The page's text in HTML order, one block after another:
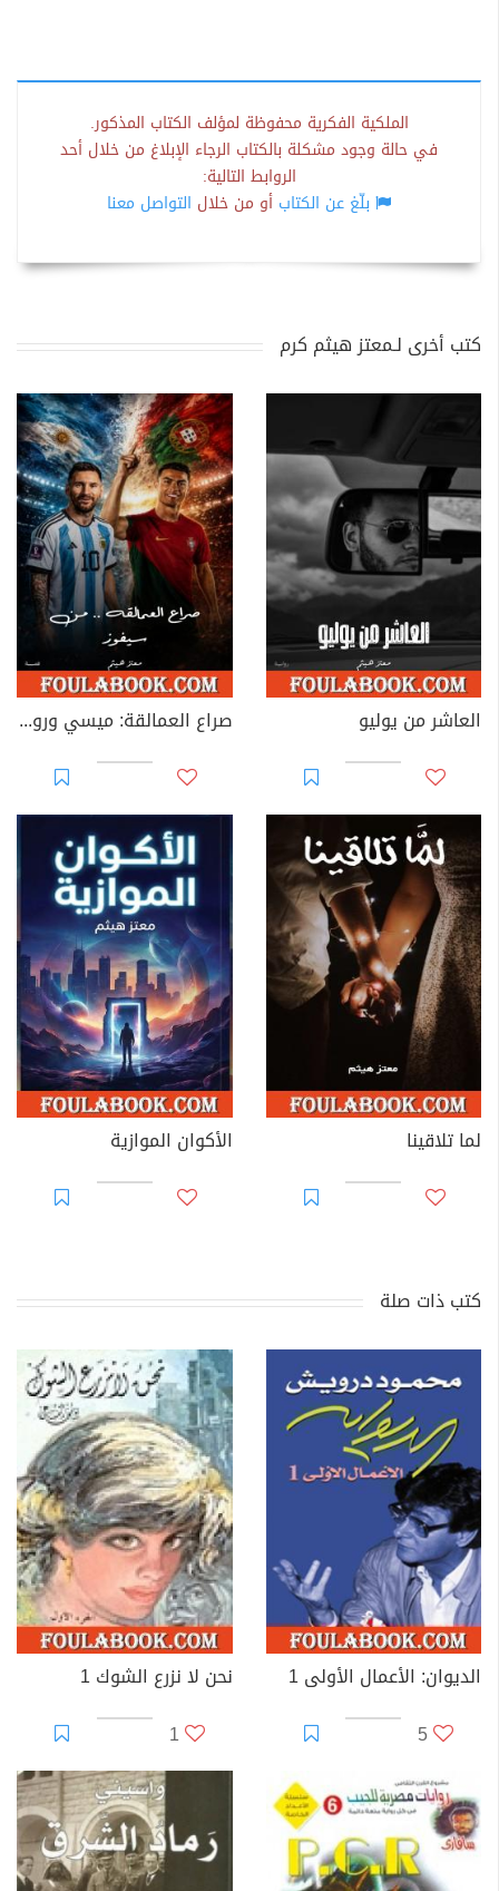
الملكية الفكرية محفوظة لمؤلف الكتاب المذكور.
في حالة وجود مشكلة بالكتاب الرجاء الإبلاغ من خلال أحد
الروابط التالية:
بلّغ عن الكتاب أو من خلال التواصل معنا
كتب أخرى لـمعتز هيثم كرم
العاشر من يوليو صراع العمالقة: ميسي ورونالدو
لما تلاقينا الأكوان الموازية
كتب ذات صلة
الديوان: الأعمال الأولى 1
5
نحن لا نزرع الشوك 1
1